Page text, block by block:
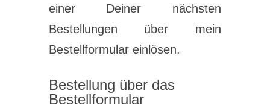
einer Deiner nächsten
Bestellungen über mein
Bestellformular einlösen.
Bestellung über das
Bestellformular